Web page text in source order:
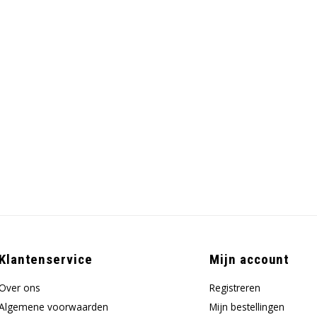
ons
voorwaarden
Mijn account
Registreren
Mijn bestellingen